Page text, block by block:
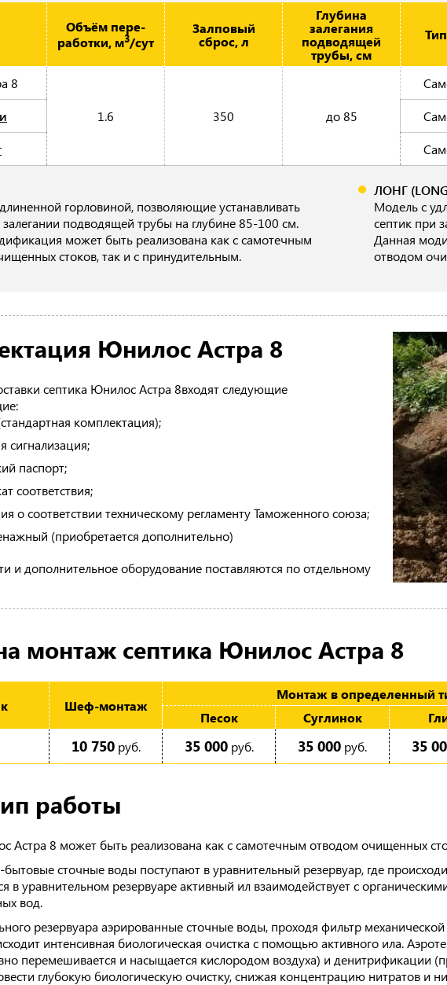
Объём пере­
работки, м3/сут
Залповый
сброс, л
Глубина
залегания
подводящей
трубы, см
8
1.6
350 до 85
горловиной, позволяющие устанавливать
залегании подводящей трубы на глубине 85-100 см.
может быть реализована как с самотечным
стоков, так и с принудительным.
ЛОНГ
Модель с
септик при
Данная
отводом
Юнилос Астра 8
септика Юнилос Астра 8входят следующие
комплектация);
сигнализация;
паспорт;
соответствия;
о соответствии техническому регламенту Таможенного союза;
(приобретается дополнительно)
и дополнительное оборудование поставляются по отдельному
монтаж септика Юнилос Астра 8
Шеф-мон­таж
Монтаж в определенный
Песок Суглинок
10 750руб. 35 000руб. 35 000 руб. 35
работы
Астра 8 может быть реализована как с самотечным отводом очищенных
бытовые сточные воды поступают в уравнительный резервуар, где
в уравнительном резервуаре активный ил взаимодействует с
вод.
резервуара аэрированные сточные воды, проходя фильтр
интенсивная биологическая очистка с помощью активного ила.
перемешивается и насыщается кислородом воздуха) и денитрификации
глубокую биологическую очистку, снижая концентрацию нитратов и